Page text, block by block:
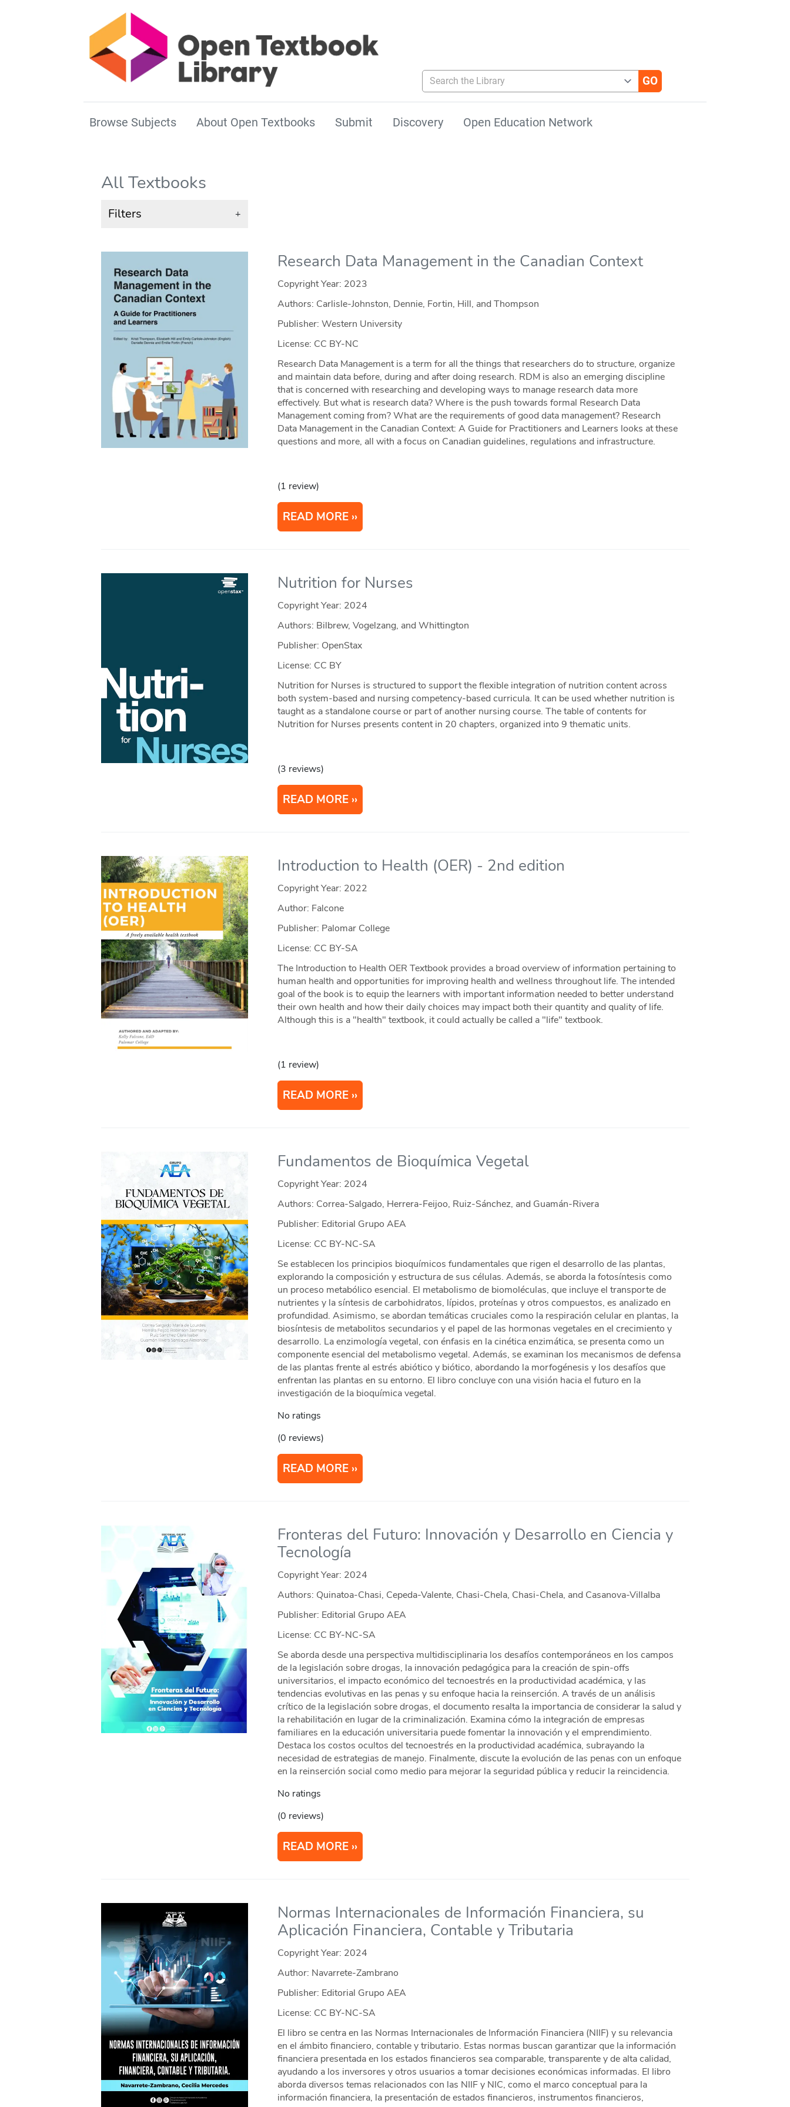
Search the Library
Browse Subjects About Open Textbooks Submit Discovery Open Education Network
All Textbooks
Filters +
Research Data Management in the Canadian Context
Copyright Year: 2023
Authors: Carlisle-Johnston, Dennie, Fortin, Hill, and Thompson
Publisher: Western University
License: CC BY-NC
Research Data Management is a term for all the things that researchers do to structure, organize
and maintain data before, during and after doing research. RDM is also an emerging discipline
that is concerned with researching and developing ways to manage research data more
effectively. But what is research data? Where is the push towards formal Research Data
Management coming from? What are the requirements of good data management? Research
Data Management in the Canadian Context: A Guide for Practitioners and Learners looks at these
questions and more, all with a focus on Canadian guidelines, regulations and infrastructure.
(1 review)
READ MORE
Nutrition for Nurses
Copyright Year: 2024
Authors: Bilbrew, Vogelzang, and Whittington
Publisher: OpenStax
License: CC BY
Nutrition for Nurses is structured to support the flexible integration of nutrition content across
both system-based and nursing competency-based curricula. It can be used whether nutrition is
taught as a standalone course or part of another nursing course. The table of contents for
Nutrition for Nurses presents content in 20 chapters, organized into 9 thematic units.
(3 reviews)
READ MORE
Introduction to Health (OER) - 2nd edition
Copyright Year: 2022
Author: Falcone
Publisher: Palomar College
License: CC BY-SA
The Introduction to Health OER Textbook provides a broad overview of information pertaining to
human health and opportunities for improving health and wellness throughout life. The intended
goal of the book is to equip the learners with important information needed to better understand
their own health and how their daily choices may impact both their quantity and quality of life.
Although this is a "health" textbook, it could actually be called a "life" textbook.
(1 review)
READ MORE
Fundamentos de Bioquímica Vegetal
Copyright Year: 2024
Authors: Correa-Salgado, Herrera-Feijoo, Ruiz-Sánchez, and Guamán-Rivera
Publisher: Editorial Grupo AEA
License: CC BY-NC-SA
Se establecen los principios bioquímicos fundamentales que rigen el desarrollo de las plantas,
explorando la composición y estructura de sus células. Además, se aborda la fotosíntesis como
un proceso metabólico esencial. El metabolismo de biomoléculas, que incluye el transporte de
nutrientes y la síntesis de carbohidratos, lípidos, proteínas y otros compuestos, es analizado en
profundidad. Asimismo, se abordan temáticas cruciales como la respiración celular en plantas, la
biosíntesis de metabolitos secundarios y el papel de las hormonas vegetales en el crecimiento y
desarrollo. La enzimología vegetal, con énfasis en la cinética enzimática, se presenta como un
componente esencial del metabolismo vegetal. Además, se examinan los mecanismos de defensa
de las plantas frente al estrés abiótico y biótico, abordando la morfogénesis y los desafíos que
enfrentan las plantas en su entorno. El libro concluye con una visión hacia el futuro en la
investigación de la bioquímica vegetal.
No ratings
(0 reviews)
READ MORE
Fronteras del Futuro: Innovación y Desarrollo en Ciencia y
Tecnología
Copyright Year: 2024
Authors: Quinatoa-Chasi, Cepeda-Valente, Chasi-Chela, Chasi-Chela, and Casanova-Villalba
Publisher: Editorial Grupo AEA
License: CC BY-NC-SA
Se aborda desde una perspectiva multidisciplinaria los desafíos contemporáneos en los campos
de la legislación sobre drogas, la innovación pedagógica para la creación de spin-offs
universitarios, el impacto económico del tecnoestrés en la productividad académica, y las
tendencias evolutivas en las penas y su enfoque hacia la reinserción. A través de un análisis
crítico de la legislación sobre drogas, el documento resalta la importancia de considerar la salud y
la rehabilitación en lugar de la criminalización. Examina cómo la integración de empresas
familiares en la educación universitaria puede fomentar la innovación y el emprendimiento.
Destaca los costos ocultos del tecnoestrés en la productividad académica, subrayando la
necesidad de estrategias de manejo. Finalmente, discute la evolución de las penas con un enfoque
en la reinserción social como medio para mejorar la seguridad pública y reducir la reincidencia.
No ratings
(0 reviews)
READ MORE
Normas Internacionales de Información Financiera, su
Aplicación Financiera, Contable y Tributaria
Copyright Year: 2024
Author: Navarrete-Zambrano
Publisher: Editorial Grupo AEA
License: CC BY-NC-SA
El libro se centra en las Normas Internacionales de Información Financiera (NIIF) y su relevancia
en el ámbito financiero, contable y tributario. Estas normas buscan garantizar que la información
financiera presentada en los estados financieros sea comparable, transparente y de alta calidad,
ayudando a los inversores y otros usuarios a tomar decisiones económicas informadas. El libro
aborda diversos temas relacionados con las NIIF y NIC, como el marco conceptual para la
información financiera, la presentación de estados financieros, instrumentos financieros,